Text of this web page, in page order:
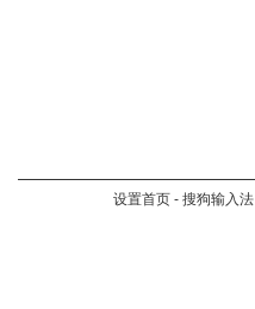
设置首页 - 搜狗输入法